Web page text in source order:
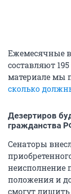
Ежемесячные
составляют
материале мы
сколько
Дезертиров
гражданства
Сенаторы
неисполнение
положения и
смогут лишить